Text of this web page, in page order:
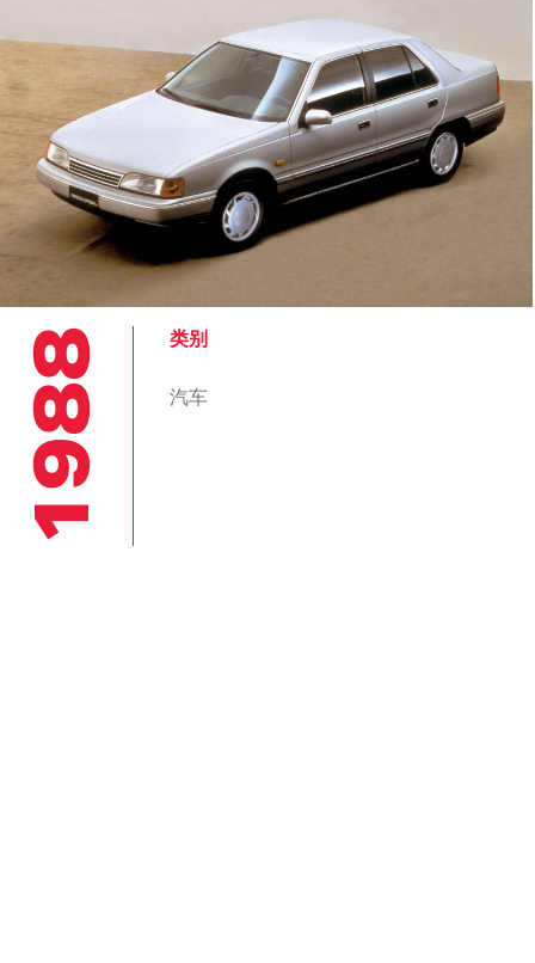
1988 类别
汽车